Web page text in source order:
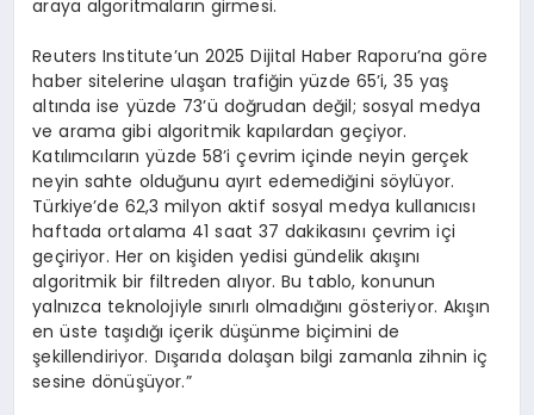
araya algoritmaların girmesi.
Reuters Institute’un 2025 Dijital Haber Raporu’na göre
haber sitelerine ulaşan trafiğin yüzde 65’i, 35 yaş
altında ise yüzde 73’ü doğrudan değil; sosyal medya
ve arama gibi algoritmik kapılardan geçiyor.
Katılımcıların yüzde 58’i çevrim içinde neyin gerçek
neyin sahte olduğunu ayırt edemediğini söylüyor.
Türkiye’de 62,3 milyon aktif sosyal medya kullanıcısı
haftada ortalama 41 saat 37 dakikasını çevrim içi
geçiriyor. Her on kişiden yedisi gündelik akışını
algoritmik bir filtreden alıyor. Bu tablo, konunun
yalnızca teknolojiyle sınırlı olmadığını gösteriyor. Akışın
en üste taşıdığı içerik düşünme biçimini de
şekillendiriyor. Dışarıda dolaşan bilgi zamanla zihnin iç
sesine dönüşüyor.”